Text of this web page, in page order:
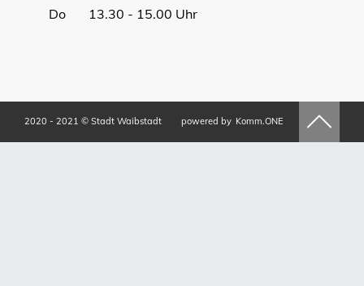
Do 13.30 - 15.00 Uhr
2020 - 2021 © Stadt Waibstadt powered by Komm.ONE